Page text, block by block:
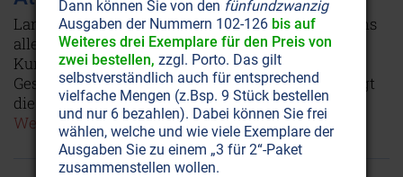
Lang und tief soll er sein, der richtige Atem, der uns
alles gibt, was Geist, Seele und Körper brauchen.
Kurzatmigkeit ist eine der verbreitetsten
Gesellschaftskrankheiten unserer Zeit – dabei liegt
die Gesundheit nur ein Gähnen weit entfernt!
Weiterlesen...
Dann können Sie von den fünfundzwanzig
Ausgaben der Nummern 102-126 bis auf
Weiteres drei Exemplare für den Preis von
zwei bestellen, zzgl. Porto. Das gilt
selbstverständlich auch für entsprechend
vielfache Mengen (z.Bsp. 9 Stück bestellen
und nur 6 bezahlen). Dabei können Sie frei
wählen, welche und wie viele Exemplare der
Ausgaben Sie zu einem „3 für 2“-Paket
zusammenstellen wollen.